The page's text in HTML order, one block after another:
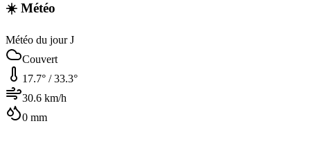
☀️ Météo
Météo du jour J
Couvert
17.7° /33.3°
30.6 km/h
0 mm